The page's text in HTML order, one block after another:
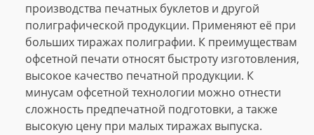
производства печатных буклетов и другой
полиграфической продукции. Применяют её при
больших тиражах полиграфии. К преимуществам
офсетной печати относят быстроту изготовления,
высокое качество печатной продукции. К
минусам офсетной технологии можно отнести
сложность предпечатной подготовки, а также
высокую цену при малых тиражах выпуска.